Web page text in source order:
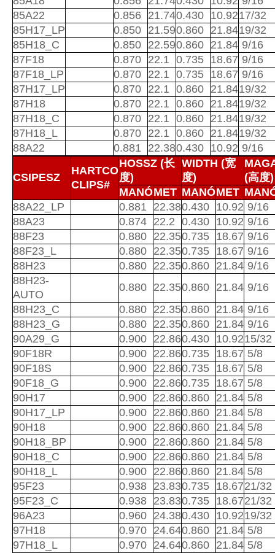
85A22
0.856 21.740.430 10.9217/32
85H17_LP
0.850 21.590.860 21.8419/32
85H18_C
0.850 22.590.860 21.84 9/16
87F18
0.870 22.1 0.735 18.67 9/16
87F18_LP
0.870 22.1 0.735 18.67 9/16
87H17_LP
0.870 22.1 0.860 21.8419/32
87H18
0.870 22.1 0.860 21.8419/32
87H18_C
0.870 22.1 0.860 21.8419/32
87H18_L
0.870 22.1 0.860 21.8419/32
88A22
0.881 22.380.430 10.92 9/16
CSIPESZ
HARTCO
CLIPS#
HOSSZ (长
度)
WIDTH (宽
度)
(高度)
MANÓMET MANÓMET
88A22_LP
0.881 22.380.430 10.92 9/16
88A23
0.874 22.2 0.430 10.92 9/16
88F23
0.880 22.350.735 18.67 9/16
88F23_L
0.880 22.350.735 18.67 9/16
88H23
0.880 22.350.860 21.84 9/16
88H23-
AUTO
0.880 22.350.860 21.84 9/16
88H23_C
0.880 22.350.860 21.84 9/16
88H23_G
0.880 22.350.860 21.84 9/16
90A29_G
0.900 22.860.430 10.9215/32
90F18R
0.900 22.860.735 18.67 5/8
90F18S
0.900 22.860.735 18.67 5/8
90F18_G
0.900 22.860.735 18.67 5/8
90H17
0.900 22.860.860 21.84 5/8
90H17_LP
0.900 22.860.860 21.84 5/8
90H18
0.900 22.860.860 21.84 5/8
90H18_BP
0.900 22.860.860 21.84 5/8
90H18_C
0.900 22.860.860 21.84 5/8
90H18_L
0.900 22.860.860 21.84 5/8
95F23
0.938 23.830.735 18.6721/32
95F23_C
0.938 23.830.735 18.6721/32
96A23
0.960 24.380.430 10.9219/32
97H18
0.970 24.640.860 21.84 5/8
97H18_L
0.970 24.640.860 21.84 5/8